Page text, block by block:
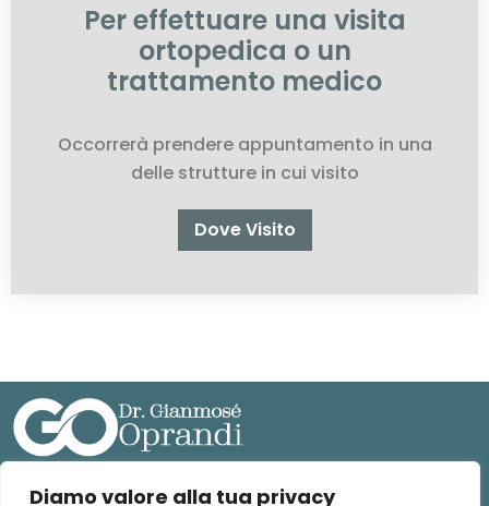
Diamo valore alla tua privacy
Per effettuare una visita
ortopedica o un
trattamento medico
Occorrerà prendere appuntamento in una
delle strutture in cui visito
Dove Visito
MEDICO TRAUMATOLOGICA S.T.P. S.R.L.